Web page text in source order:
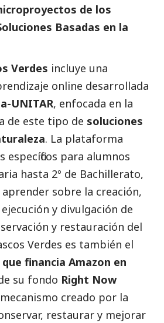
de los
Basadas en la
Verdes incluye una
online desarrollada
UNITAR, enfocada en la
de este tipo de soluciones
. La plataforma
para alumnos
hasta 2º de Bachillerato,
sobre la creación,
y divulgación de
y restauración del
Verdes es también el
financia Amazon en
su fondo Right Now
creado por la
restaurar y mejorar